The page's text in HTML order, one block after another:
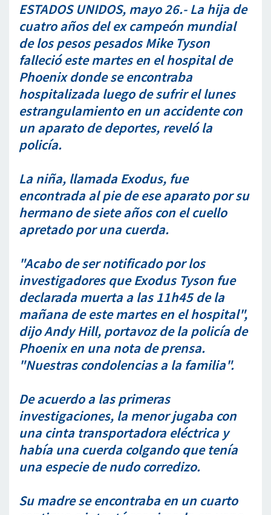
ESTADOS UNIDOS, mayo 26.- La hija de
cuatro años del ex campeón mundial
de los pesos pesados Mike Tyson
falleció este martes en el hospital de
Phoenix donde se encontraba
hospitalizada luego de sufrir el lunes
estrangulamiento en un accidente con
un aparato de deportes, reveló la
policía.
La niña, llamada Exodus, fue
encontrada al pie de ese aparato por su
hermano de siete años con el cuello
apretado por una cuerda.
"Acabo de ser notificado por los
investigadores que Exodus Tyson fue
declarada muerta a las 11h45 de la
mañana de este martes en el hospital",
dijo Andy Hill, portavoz de la policía de
Phoenix en una nota de prensa.
"Nuestras condolencias a la familia".
De acuerdo a las primeras
investigaciones, la menor jugaba con
una cinta transportadora eléctrica y
había una cuerda colgando que tenía
una especie de nudo corredizo.
Su madre se encontraba en un cuarto